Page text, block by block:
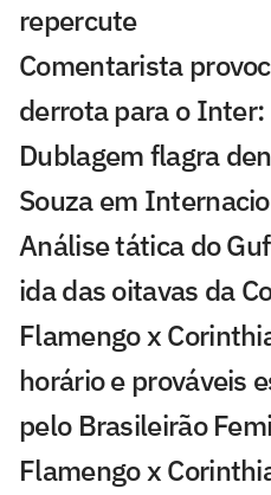
repercute
Comentarista
derrota para o
Dublagem flagra
Souza em
Análise tática do
ida das oitavas da
Flamengo x
horário e prováveis
pelo Brasileirão
Flamengo x